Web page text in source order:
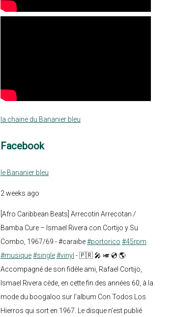
la chaine du Bananier bleu
Facebook
le Bananier bleu
2 weeks ago
[Afro Caribbean Beats] Arrecotin Arrecotan /
Bamba Cure – Ismael Rivera con Cortijo y Su
Combo, 1967/69 - #caraïbe#portorico #45rpm
#musique#single#vinyl - 🇵🇷 🎤 🎺 💿 🌎
Accompagné de son fidèle ami, Rafael Cortijo,
Ismael Rivera cède, en cette fin des années 60, à la
mode du boogaloo sur l’album Con Todos Los
Hierros qui sort en 1967. Le disque n’est publié